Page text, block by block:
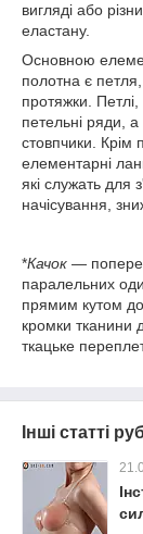
вигляді або
еластану.
Основною
полотна є петля,
протяжки.
петельні ряди, а
стовпчики. Крім
елементарні
які служать для
начісування,
*Качок —
паралельних
прямим кутом до
кромки тканини
ткацьке
Інші статті